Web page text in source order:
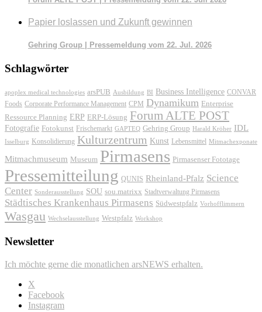
Papier loslassen und Zukunft gewinnen
Gehring Group | Pressemeldung vom 22. Jul. 2026
Schlagwörter
apoplex medical technologies arsPUB Ausbildung BI Business Intelligence CONVAR
Foods Corporate Performance Management CPM Dynamikum Enterprise
Ressource Planning ERP ERP-Lösung Forum ALTE POST
Fotografie Fotokunst Frischemarkt GAPTEQ Gehring Group Harald Kröher IDL
Isselburg Konsolidierung Kulturzentrum Kunst Lebensmittel Mitmachexponate
Mitmachmuseum Museum Pirmasens Pirmasenser Fototage
Pressemitteilung QUNIS Rheinland-Pfalz Science
Center Sonderausstellung SOU sou.matrixx Stadtverwaltung Pirmasens
Städtisches Krankenhaus Pirmasens Südwestpfalz Vorhofflimmern
Wasgau Wechselausstellung Westpfalz Workshop
Newsletter
Ich möchte gerne die monatlichen arsNEWS erhalten.
X
Facebook
Instagram